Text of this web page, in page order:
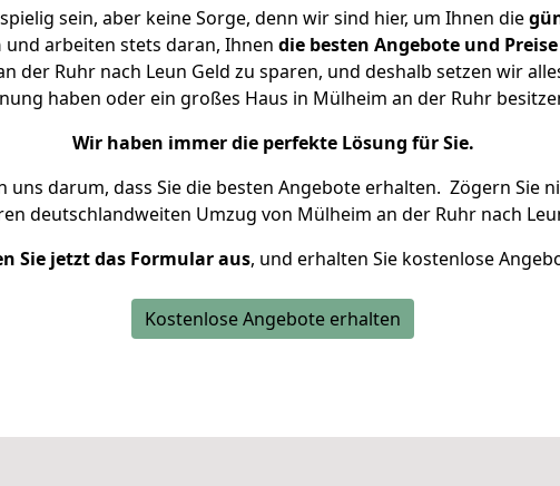
sein, aber keine Sorge, denn wir sind hier, um Ihnen die
und arbeiten stets daran, Ihnen die besten Angebote und Preise
der Ruhr nach Leun Geld zu sparen, und deshalb setzen wir
haben oder ein großes Haus in Mülheim an der Ruhr
Wir haben immer die perfekte Lösung für Sie.
uns darum, dass Sie die besten Angebote erhalten. Zögern Sie
deutschlandweiten Umzug von Mülheim an der Ruhr nach
Sie jetzt das Formular aus, und erhalten Sie kostenlose
Kostenlose Angebote erhalten